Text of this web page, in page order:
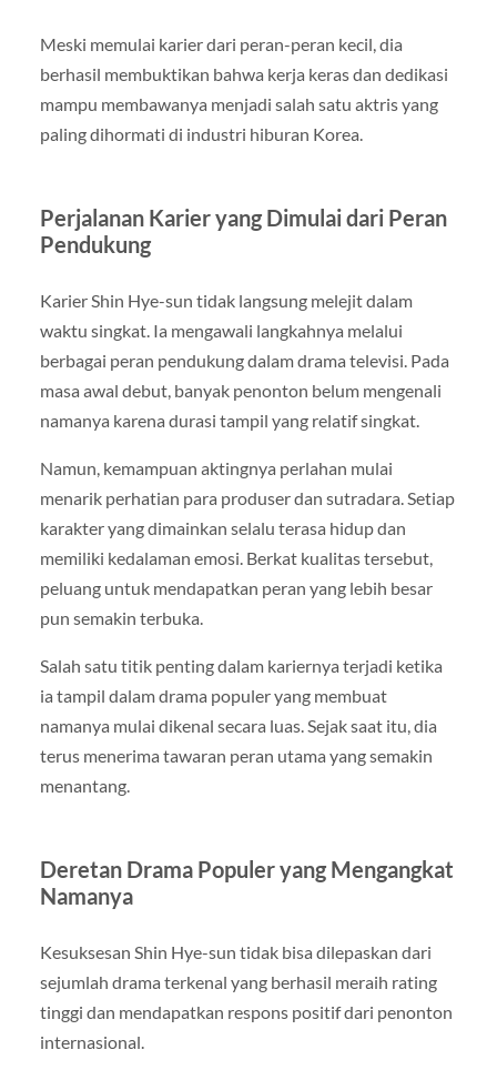
Meski memulai karier dari peran-peran kecil, dia
berhasil membuktikan bahwa kerja keras dan dedikasi
mampu membawanya menjadi salah satu aktris yang
paling dihormati di industri hiburan Korea.
Perjalanan Karier yang Dimulai dari Peran
Pendukung
Karier Shin Hye-sun tidak langsung melejit dalam
waktu singkat. Ia mengawali langkahnya melalui
berbagai peran pendukung dalam drama televisi. Pada
masa awal debut, banyak penonton belum mengenali
namanya karena durasi tampil yang relatif singkat.
Namun, kemampuan aktingnya perlahan mulai
menarik perhatian para produser dan sutradara. Setiap
karakter yang dimainkan selalu terasa hidup dan
memiliki kedalaman emosi. Berkat kualitas tersebut,
peluang untuk mendapatkan peran yang lebih besar
pun semakin terbuka.
Salah satu titik penting dalam kariernya terjadi ketika
ia tampil dalam drama populer yang membuat
namanya mulai dikenal secara luas. Sejak saat itu, dia
terus menerima tawaran peran utama yang semakin
menantang.
Deretan Drama Populer yang Mengangkat
Namanya
Kesuksesan Shin Hye-sun tidak bisa dilepaskan dari
sejumlah drama terkenal yang berhasil meraih rating
tinggi dan mendapatkan respons positif dari penonton
internasional.